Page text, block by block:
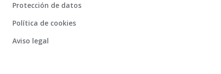
Protección de datos
Política de cookies
Aviso legal